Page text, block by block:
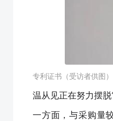
专利证书（受访者供图）
温从见正在努力摆
一方面，与采购量